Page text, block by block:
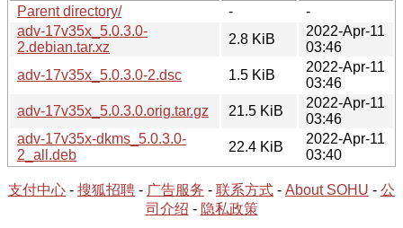
Parent directory/
-
-
adv-17v35x_5.0.3.0-
2.debian.tar.xz
2.8 KiB
2022-Apr-11
03:46
adv-17v35x_5.0.3.0-2.dsc
1.5 KiB
2022-Apr-11
03:46
adv-17v35x_5.0.3.0.orig.tar.gz
21.5 KiB
2022-Apr-11
03:46
adv-17v35x-dkms_5.0.3.0-
2_all.deb
22.4 KiB
2022-Apr-11
03:40
支付中心 - 搜狐招聘 - 广告服务 - 联系方式 - About SOHU - 公
司介绍 - 隐私政策